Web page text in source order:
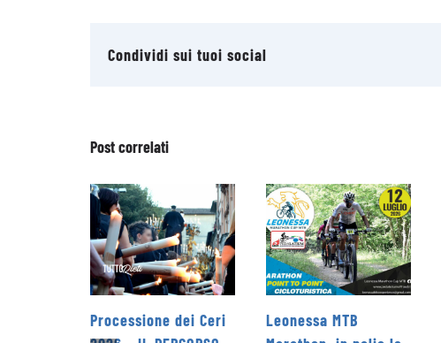
Condividi sui tuoi social
Post correlati
dei Ceri
Leonessa MTB
la Pro Loco di